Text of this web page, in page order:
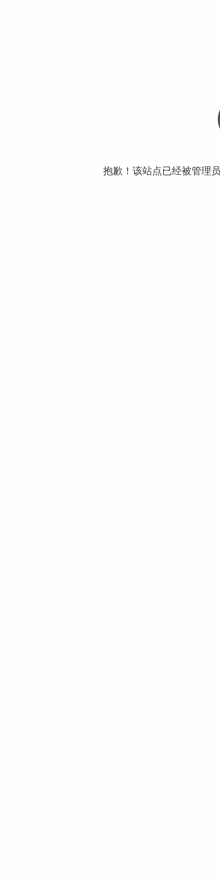
抱歉！该站点已经被管理